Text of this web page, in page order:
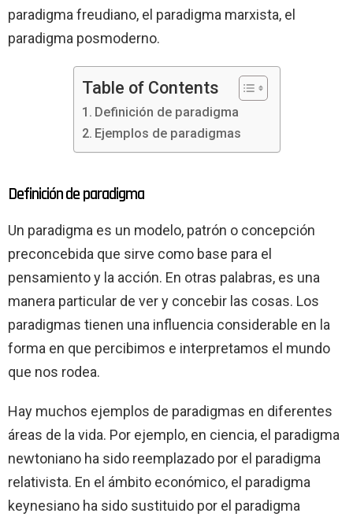
paradigma freudiano, el paradigma marxista, el
paradigma posmoderno.
Table of Contents
Definición de paradigma
Ejemplos de paradigmas
Definición de paradigma
Un paradigma es un modelo, patrón o concepción
preconcebida que sirve como base para el
pensamiento y la acción. En otras palabras, es una
manera particular de ver y concebir las cosas. Los
paradigmas tienen una influencia considerable en la
forma en que percibimos e interpretamos el mundo
que nos rodea.
Hay muchos ejemplos de paradigmas en diferentes
áreas de la vida. Por ejemplo, en ciencia, el paradigma
newtoniano ha sido reemplazado por el paradigma
relativista. En el ámbito económico, el paradigma
keynesiano ha sido sustituido por el paradigma